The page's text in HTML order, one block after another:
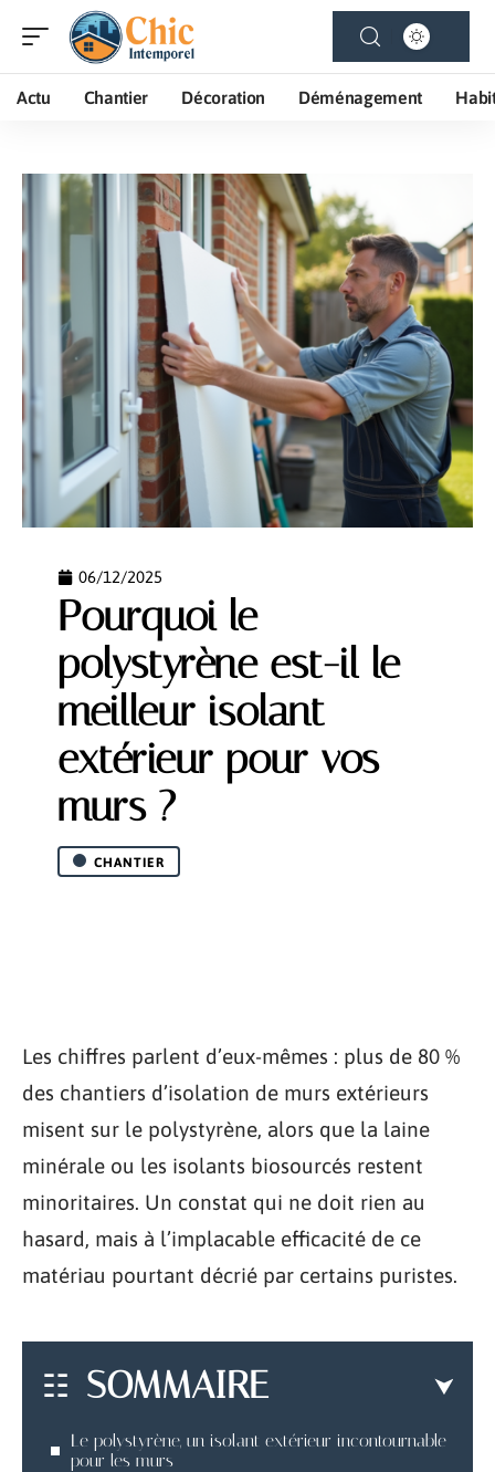
Actu Chantier Décoration Déménagement
06/12/2025
Pourquoi le
polystyrène est-il le
meilleur isolant
extérieur pour vos
murs ?
CHANTIER
Les chiffres parlent d’eux-mêmes : plus de 80 %
des chantiers d’isolation de murs extérieurs
misent sur le polystyrène, alors que la laine
minérale ou les isolants biosourcés restent
minoritaires. Un constat qui ne doit rien au
hasard, mais à l’implacable efficacité de ce
matériau pourtant décrié par certains puristes.
SOMMAIRE
Le polystyrène, un isolant extérieur incontournable
pour les murs